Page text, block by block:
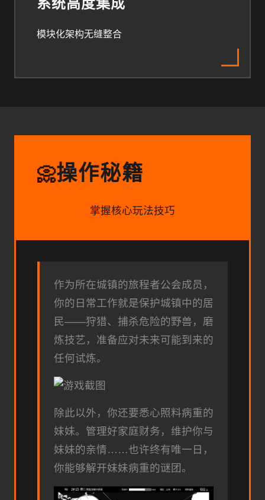
系统高度集成
模块化架构无缝整合
📀操作秘籍
掌握核心玩法技巧
作为所在城镇的旅程者公会成员，
你的日常工作就是保护城镇中的居
民——狩猎、捕杀危险的野兽，磨
炼技艺，准备应对未来可能到来的
任何试炼。
除此以外，你还要悉心照料病重的
妹妹。管理好家庭财务，维护你与
妹妹的亲情……也许终有唯一日，
你能够解开妹妹病重的谜团。